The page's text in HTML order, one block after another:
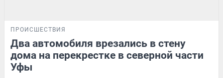
ПРОИСШЕСТВИЯ
Два автомобиля врезались в стену
дома на перекрестке в северной части
Уфы